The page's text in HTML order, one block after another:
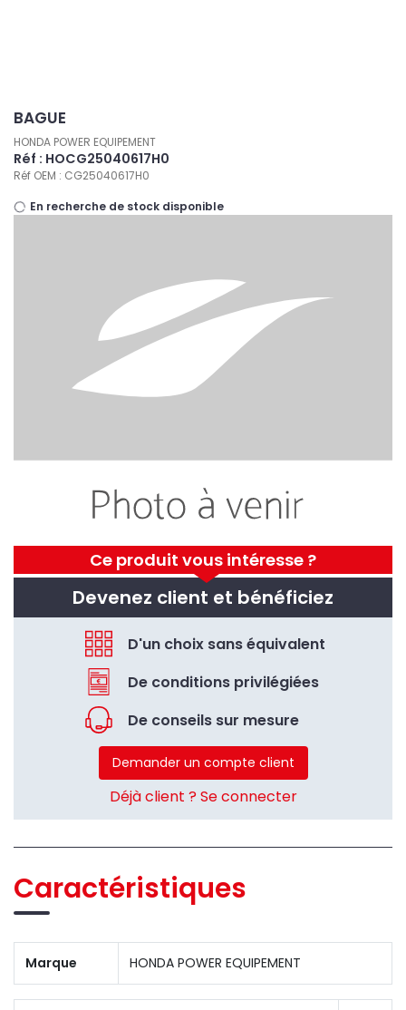
Ce produit vous intéresse ?
Devenez client et bénéficiez
D'un choix sans équivalent
De conditions privilégiées
De conseils sur mesure
Demander un compte client
Déjà client ? Se connecter
BAGUE
HONDA POWER EQUIPEMENT
Réf : HOCG25040617H0
Réf OEM : CG25040617H0
En recherche de stock disponible
Caractéristiques
Marque HONDA POWER EQUIPEMENT